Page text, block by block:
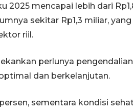
2025 mencapai lebih dari
sekitar Rp1,3 miliar,
riil.
perlunya
dan berkelanjutan.
sementara kondisi